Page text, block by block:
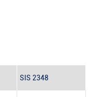
SIS 2348